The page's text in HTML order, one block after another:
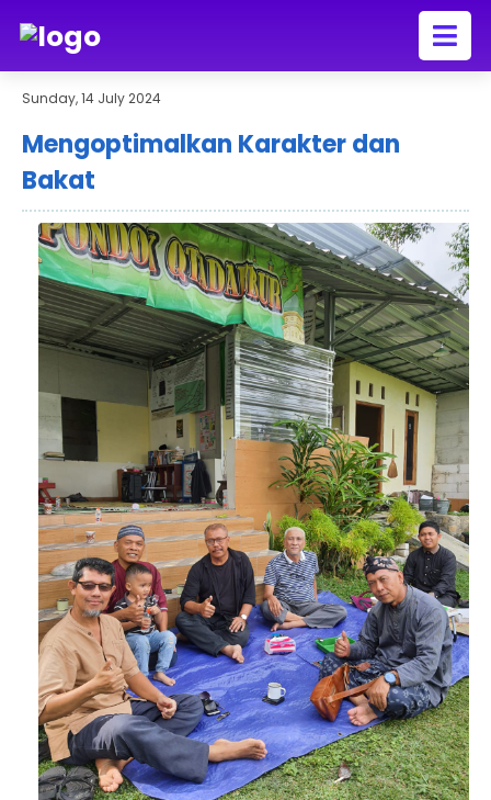
Sunday, 14 July 2024
Mengoptimalkan Karakter dan
Bakat